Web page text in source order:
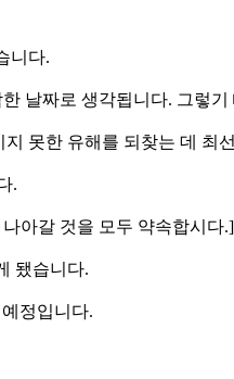
니다.
날짜로 생각됩니다. 그렇
못한 유해를 되찾는 데 최
.
아갈 것을 모두 약속합시다.]
됐습니다.
정입니다.